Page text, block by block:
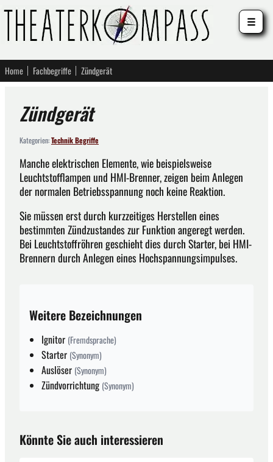
Home Fachbegriffe Zündgerät
Zündgerät
Kategorien:Technik Begriffe
Manche elektrischen Elemente, wie beispielsweise
Leuchtstofflampen und HMI-Brenner, zeigen beim Anlegen
der normalen Betriebsspannung noch keine Reaktion.
Sie müssen erst durch kurzzeitiges Herstellen eines
bestimmten Zündzustandes zur Funktion angeregt werden.
Bei Leuchtstoffröhren geschieht dies durch Starter, bei HMI-
Brennern durch Anlegen eines Hochspannungsimpulses.
Weitere Bezeichnungen
Ignitor (Fremdsprache)
Starter (Synonym)
Auslöser (Synonym)
Zündvorrichtung (Synonym)
Könnte Sie auch interessieren
☰